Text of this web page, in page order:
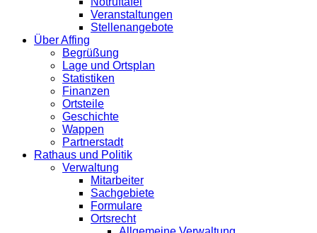
Veranstaltungen
Stellenangebote
Über Affing
Begrüßung
Lage und Ortsplan
Statistiken
Finanzen
Ortsteile
Geschichte
Wappen
Partnerstadt
Rathaus und Politik
Verwaltung
Mitarbeiter
Sachgebiete
Formulare
Ortsrecht